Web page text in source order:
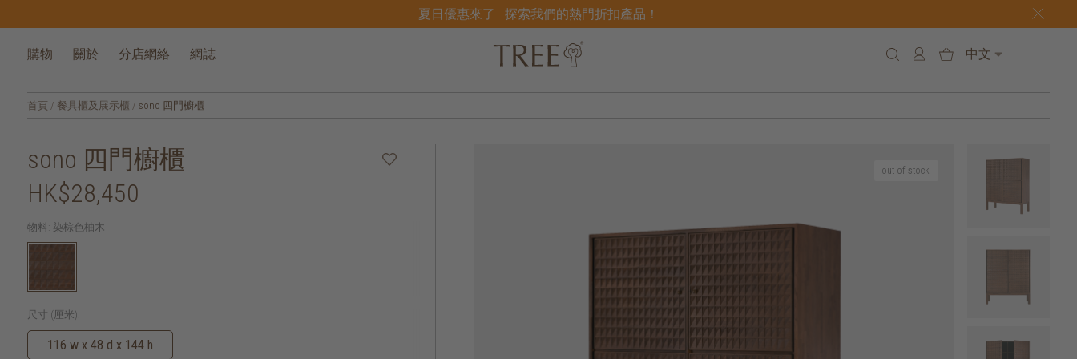
夏日優惠來了 - 探索我們的熱門折扣產品！
購物 關於 分店網絡 網誌 中文
首頁 / 餐具櫃及展示櫃 / sono 四門櫥櫃
out of stock
sono 四門櫥櫃
HK$28,450
物料: 染棕色柚木
尺寸 (厘米):
116 w x 48 d x 144 h